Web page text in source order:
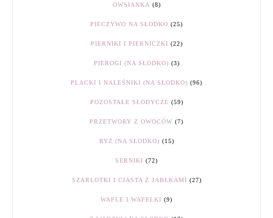
OWSIANKA (8)
PIECZYWO NA SŁODKO (25)
PIERNIKI I PIERNICZKI (22)
PIEROGI (NA SŁODKO) (3)
PLACKI I NALEŚNIKI (NA SŁODKO) (96)
POZOSTAŁE SŁODYCZE (59)
PRZETWORY Z OWOCÓW (7)
RYŻ (NA SŁODKO) (15)
SERNIKI (72)
SZARLOTKI I CIASTA Z JABŁKAMI (27)
WAFLE I WAFELKI (9)